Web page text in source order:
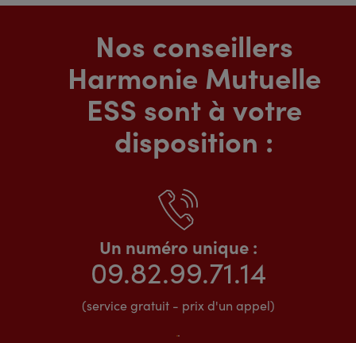
Nos conseillers
Harmonie Mutuelle
ESS sont à votre
disposition :
Un numéro unique :
09.82.99.71.14
(service gratuit - prix d'un appel)